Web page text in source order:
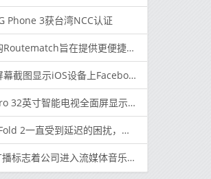
Phone 3获台湾NCC认证
旨在提供更便捷的公共交通
图显示iOS设备上Facebook的暗模式
英寸智能电视全面屏显示，价格合理
到延迟的困扰，可能会错过三星的下一次Unpacked活动
标志着公司进入流媒体音乐领域